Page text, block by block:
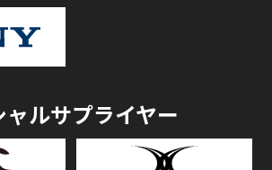
ルサプライヤー